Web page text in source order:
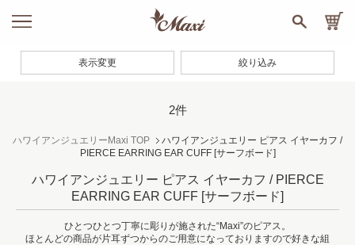
2件
ハワイアンジュエリーMaxi TOP
ハワイアンジュエリー ピアス イヤーカフ /
PIERCE EARRING EAR CUFF [サーフボード]
ハワイアンジュエリー ピアス イヤーカフ / PIERCE
EARRING EAR CUFF [サーフボード]
ひとつひとつ丁寧に彫りが施された“Maxi”のピアス。
ほとんどの商品が片耳ずつからのご用意になっておりますので好きな組
表示変更 絞り込み